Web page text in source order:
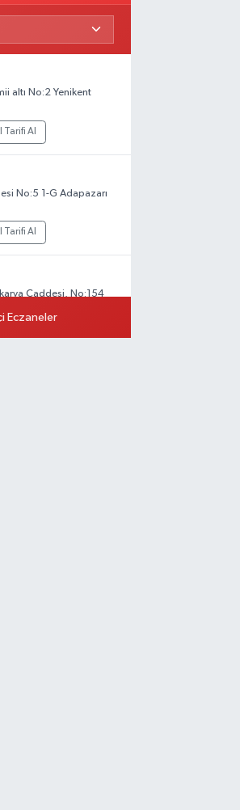
altı No:2 Yenikent
Tarifi Al
No:5 1-G Adapazarı
Tarifi Al
Caddesi, No:154
Eczaneler